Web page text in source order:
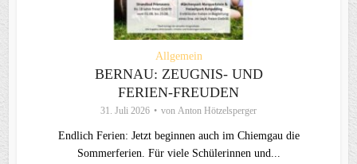
Allgemein
BERNAU: ZEUGNIS- UND
FERIEN-FREUDEN
31. Juli 2026 von Anton Hötzelsperger
Endlich Ferien: Jetzt beginnen auch im Chiemgau die
Sommerferien. Für viele Schülerinnen und...